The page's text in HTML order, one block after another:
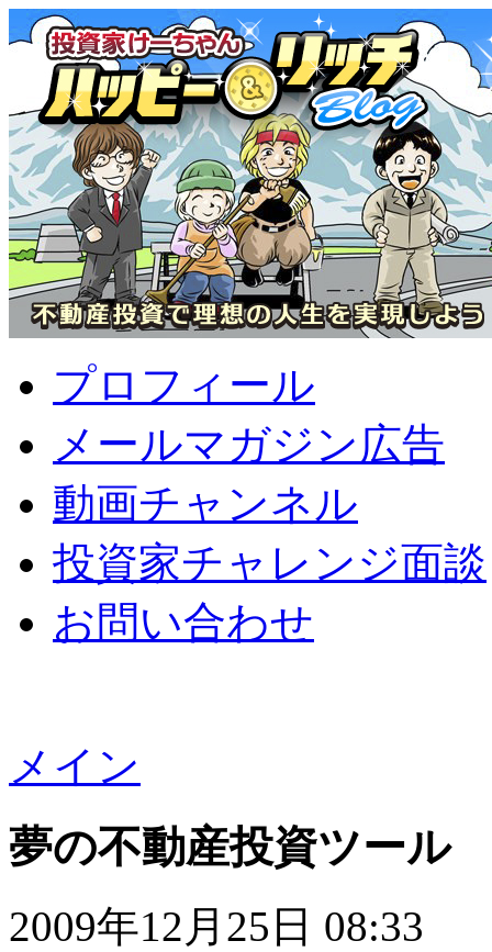
プロフィール
メールマガジン広告
動画チャンネル
投資家チャレンジ面談
お問い合わせ
メイン
夢の不動産投資ツール
2009年12月25日 08:33